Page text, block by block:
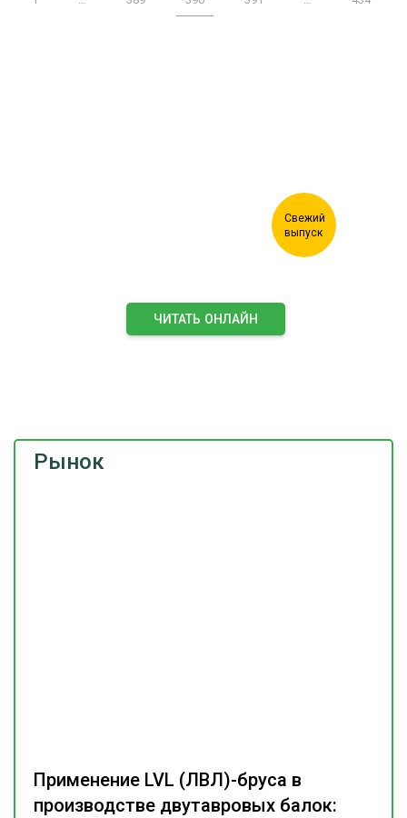
ЧИТАТЬ ОНЛАЙН
Рынок
Применение LVL (ЛВЛ)-бруса в
производстве двутавровых балок: